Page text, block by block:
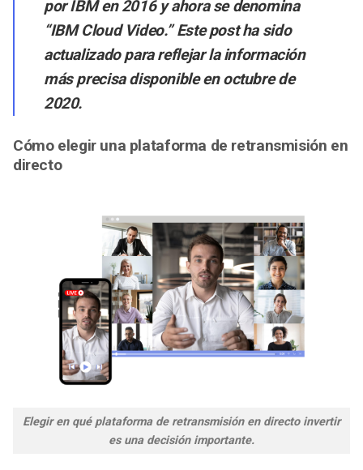
por IBM en 2016 y ahora se denomina
“IBM Cloud Video.” Este post ha sido
actualizado para reflejar la información
más precisa disponible en octubre de
2020.
Cómo elegir una plataforma de retransmisión en
directo
Elegir en qué plataforma de retransmisión en directo invertir
es una decisión importante.